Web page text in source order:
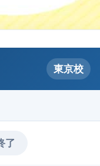
東京校
了